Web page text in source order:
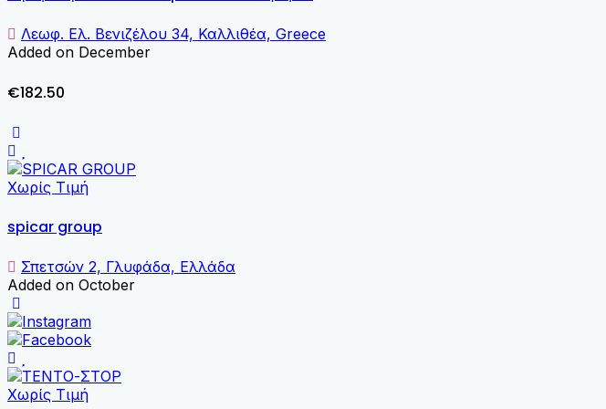
Λεωφ. Ελ. Βενιζέλου 34, Καλλιθέα, Greece
Added on December
€182.50
Χωρίς Τιμή
spicar group
Σπετσών 2, Γλυφάδα, Ελλάδα
Added on October
Χωρίς Τιμή